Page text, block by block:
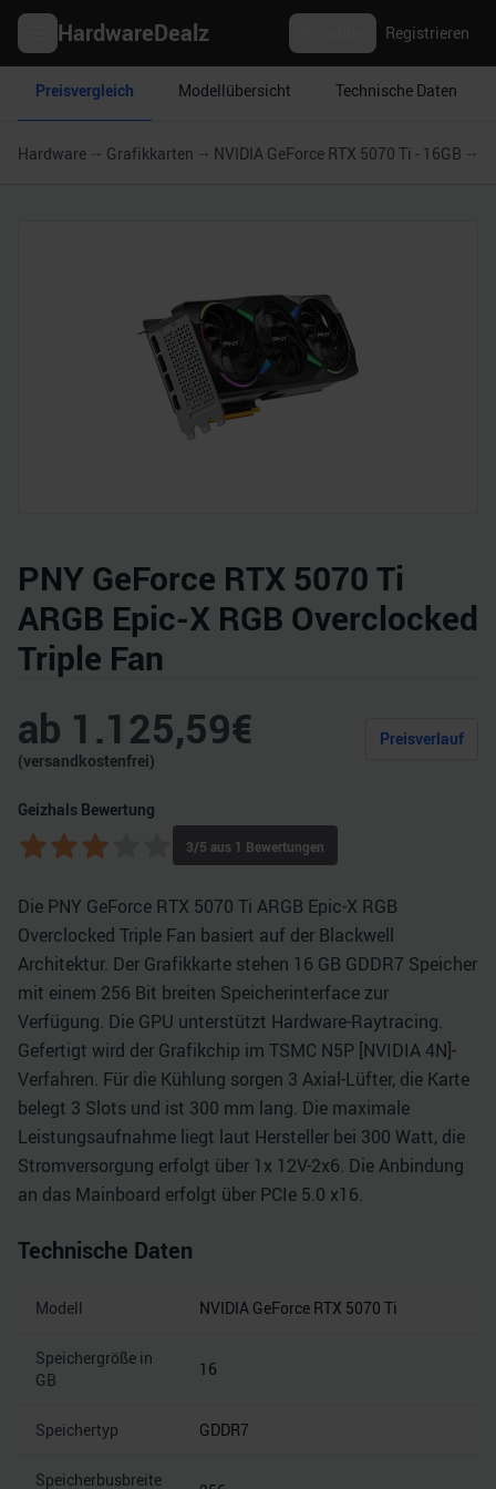
HardwareDealz Registrieren
Preisvergleich Modellübersicht Technische Daten
Hardware Grafikkarten NVIDIA GeForce RTX 5070 Ti - 16GB
PNY GeForce RTX 5070 Ti
ARGB Epic-X RGB Overclocked
Triple Fan
ab 1.125,59€
(versandkostenfrei)
Preisverlauf
Geizhals Bewertung
3/5 aus 1 Bewertungen
Die PNY GeForce RTX 5070 Ti ARGB Epic-X RGB
Overclocked Triple Fan basiert auf der Blackwell
Architektur. Der Grafikkarte stehen 16 GB GDDR7 Speicher
mit einem 256 Bit breiten Speicherinterface zur
Verfügung. Die GPU unterstützt Hardware-Raytracing.
Gefertigt wird der Grafikchip im TSMC N5P [NVIDIA 4N]-
Verfahren. Für die Kühlung sorgen 3 Axial-Lüfter, die Karte
belegt 3 Slots und ist 300 mm lang. Die maximale
Leistungsaufnahme liegt laut Hersteller bei 300 Watt, die
Stromversorgung erfolgt über 1x 12V-2x6. Die Anbindung
an das Mainboard erfolgt über PCIe 5.0 x16.
Technische Daten
Modell NVIDIA GeForce RTX 5070 Ti
Speichergröße in
GB
16
Speichertyp GDDR7
Speicherbusbreite